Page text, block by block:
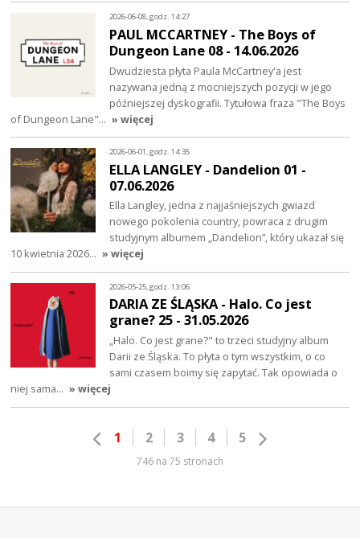
2026-06-08, godz. 14:27
PAUL MCCARTNEY - The Boys of
Dungeon Lane 08 - 14.06.2026
Dwudziesta płyta Paula McCartney'a jest
nazywana jedną z mocniejszych pozycji w jego
późniejszej dyskografii. Tytułowa fraza "The Boys
of Dungeon Lane"… » więcej
2026-06-01, godz. 14:35
ELLA LANGLEY - Dandelion 01 -
07.06.2026
Ella Langley, jedna z najjaśniejszych gwiazd
nowego pokolenia country, powraca z drugim
studyjnym albumem „Dandelion”, który ukazał się
10 kwietnia 2026… » więcej
2026-05-25, godz. 13:06
DARIA ZE ŚLĄSKA - Halo. Co jest
grane? 25 - 31.05.2026
„Halo. Co jest grane?" to trzeci studyjny album
Darii ze Śląska. To płyta o tym wszystkim, o co
sami czasem boimy się zapytać. Tak opowiada o
niej sama… » więcej
1 2 3 4 5
746 na 75 stronach